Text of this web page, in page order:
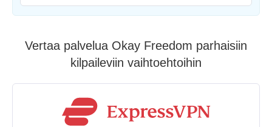
Vertaa palvelua Okay Freedom parhaisiin
kilpaileviin vaihtoehtoihin